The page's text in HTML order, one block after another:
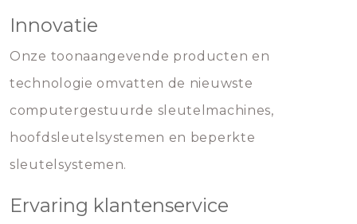
Innovatie
Onze toonaangevende producten en
technologie omvatten de nieuwste
computergestuurde sleutelmachines,
hoofdsleutelsystemen en beperkte
sleutelsystemen.
Ervaring klantenservice